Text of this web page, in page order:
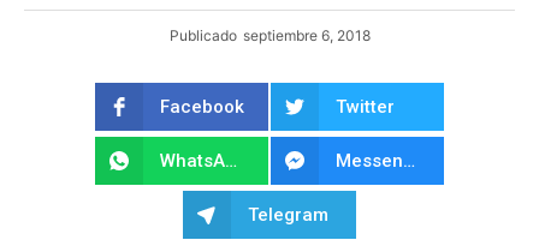
Publicado septiembre 6, 2018
Facebook Twitter
WhatsApp Messenger
Telegram